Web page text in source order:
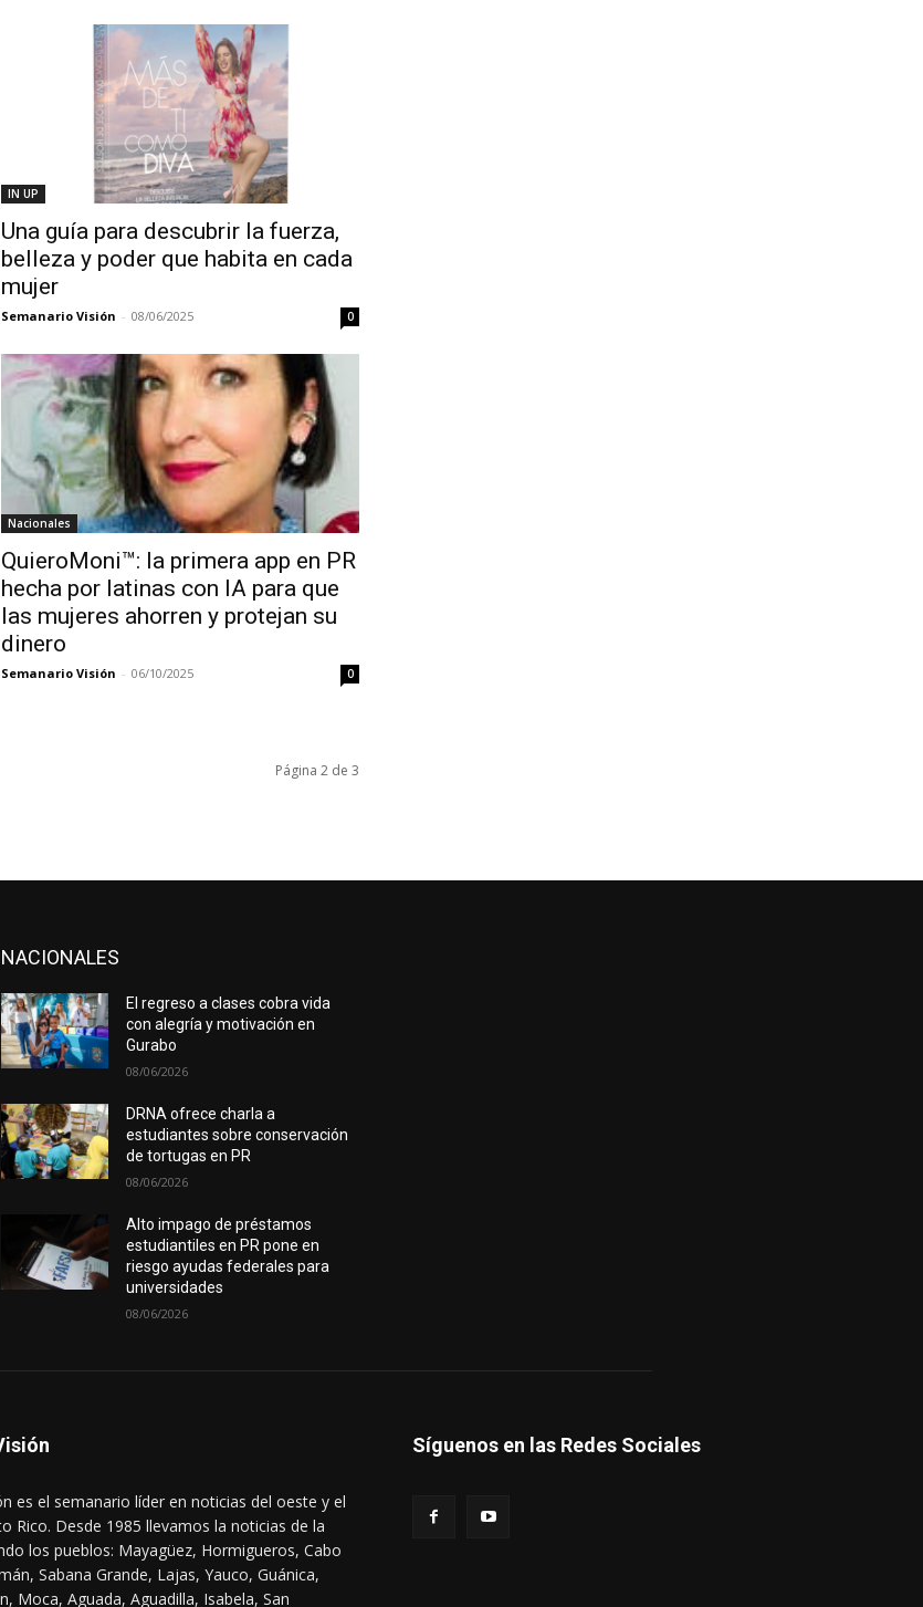
IN UP
Una guía para descubrir la fuerza,
belleza y poder que habita en cada
mujer
Semanario Visión - 08/06/2025 0
Nacionales
QuieroMoni™: la primera app en PR
hecha por latinas con IA para que
las mujeres ahorren y protejan su
dinero
Semanario Visión - 06/10/2025 0
Página 2 de 3
NACIONALES
El regreso a clases cobra vida
con alegría y motivación en
Gurabo
08/06/2026
DRNA ofrece charla a
estudiantes sobre conservación
de tortugas en PR
08/06/2026
Alto impago de préstamos
estudiantiles en PR pone en
riesgo ayudas federales para
universidades
08/06/2026
es el semanario líder en noticias del oeste y el
Rico. Desde 1985 llevamos la noticias de la
los pueblos: Mayagüez, Hormigueros, Cabo
Sabana Grande, Lajas, Yauco, Guánica,
Moca, Aguada, Aguadilla, Isabela, San
Síguenos en las Redes Sociales